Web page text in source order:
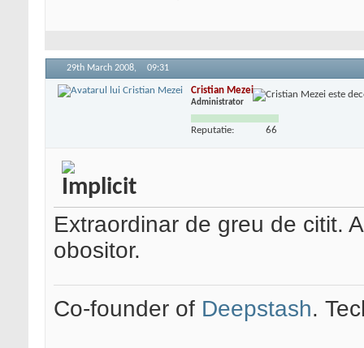
29th March 2008, 09:31
Cristian Mezei
Administrator
Reputatie: 66
Extraordinar de greu de citit.
obositor.
Co-founder of Deepstash.